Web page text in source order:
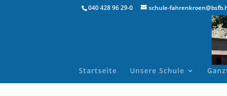
040 428 96 29-0 schule-
Startseite Unsere Schule